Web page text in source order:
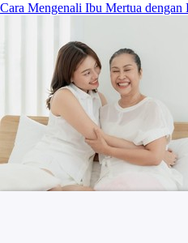
Cara Mengenali Ibu Mertua